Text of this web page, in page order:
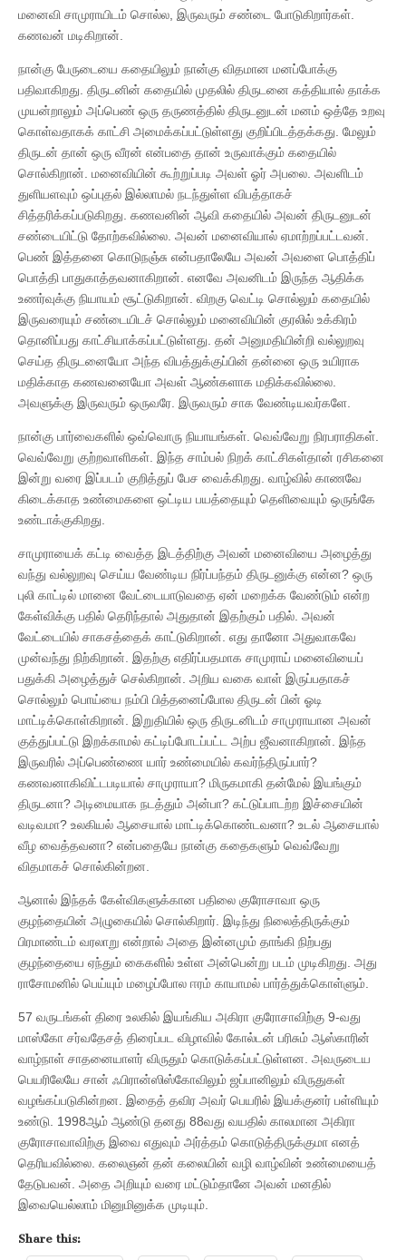
மனைவி சாமுராயிடம் சொல்ல, இருவரும் சண்டை போடுகிறார்கள்.
கணவன் மடிகிறான்.
நான்கு பேருடையை கதையிலும் நான்கு விதமான மனப்போக்கு
பதிவாகிறது. திருடனின் கதையில் முதலில் திருடனை கத்தியால் தாக்க
முயன்றாலும் அப்பெண் ஒரு தருணத்தில் திருடனுடன் மனம் ஒத்தே உறவு
கொள்வதாகக் காட்சி அமைக்கப்பட்டுள்ளது குறிப்பிடத்தக்கது. மேலும்
திருடன் தான் ஒரு வீரன் என்பதை தான் உருவாக்கும் கதையில்
சொல்கிறான். மனைவியின் கூற்றுப்படி அவள் ஓர் அபலை. அவளிடம்
துளியளவும் ஒப்புதல் இல்லாமல் நடந்துள்ள விபத்தாகச்
சித்தரிக்கப்படுகிறது. கணவனின் ஆவி கதையில் அவன் திருடனுடன்
சண்டையிட்டு தோற்கவில்லை. அவன் மனைவியால் ஏமாற்றப்பட்டவன்.
பெண் இத்தனை கொடுநஞ்சு என்பதாலேயே அவன் அவளை பொத்திப்
பொத்தி பாதுகாத்தவனாகிறான். எனவே அவனிடம் இருந்த ஆதிக்க
உணர்வுக்கு நியாயம் சூட்டுகிறான். விறகு வெட்டி சொல்லும் கதையில்
இருவரையும் சண்டையிடச் சொல்லும் மனைவியின் குரலில் உக்கிரம்
தொனிப்பது காட்சியாக்கப்பட்டுள்ளது. தன் அனுமதியின்றி வல்லுறவு
செய்த திருடனையோ அந்த விபத்துக்குப்பின் தன்னை ஒரு உயிராக
மதிக்காத கணவனையோ அவள் ஆண்களாக மதிக்கவில்லை.
அவளுக்கு இருவரும் ஒருவரே. இருவரும் சாக வேண்டியவர்களே.
நான்கு பார்வைகளில் ஒவ்வொரு நியாயங்கள். வெவ்வேறு நிரபராதிகள்.
வெவ்வேறு குற்றவாளிகள். இந்த சாம்பல் நிறக் காட்சிகள்தான் ரசிகனை
இன்று வரை இப்படம் குறித்துப் பேச வைக்கிறது. வாழ்வில் காணவே
கிடைக்காத உண்மைகளை ஒட்டிய பயத்தையும் தெளிவையும் ஒருங்கே
உண்டாக்குகிறது.
சாமுராயைக் கட்டி வைத்த இடத்திற்கு அவன் மனைவியை அழைத்து
வந்து வல்லுறவு செய்ய வேண்டிய நிர்ப்பந்தம் திருடனுக்கு என்ன? ஒரு
புலி காட்டில் மானை வேட்டையாடுவதை ஏன் மறைக்க வேண்டும் என்ற
கேள்விக்கு பதில் தெரிந்தால் அதுதான் இதற்கும் பதில். அவன்
வேட்டையில் சாகசத்தைக் காட்டுகிறான். எது தானோ அதுவாகவே
முன்வந்து நிற்கிறான். இதற்கு எதிர்ப்பதமாக சாமுராய் மனைவியைப்
பதுக்கி அழைத்துச் செல்கிறான். அறிய வகை வாள் இருப்பதாகச்
சொல்லும் பொய்யை நம்பி பித்தனைப்போல திருடன் பின் ஓடி
மாட்டிக்கொள்கிறான். இறுதியில் ஒரு திருடனிடம் சாமுராயான அவன்
குத்துப்பட்டு இறக்காமல் கட்டிப்போடப்பட்ட அற்ப ஜீவனாகிறான். இந்த
இருவரில் அப்பெண்ணை யார் உண்மையில் கவர்ந்திருப்பார்?
கணவனாகிவிட்டபடியால் சாமுராயா? மிருகமாகி தன்மேல் இயங்கும்
திருடனா? அடிமையாக நடத்தும் அன்பா? கட்டுப்பாடற்ற இச்சையின்
வடிவமா? உலகியல் ஆசையால் மாட்டிக்கொண்டவனா? உடல் ஆசையால்
வீழ வைத்தவனா? என்பதையே நான்கு கதைகளும் வெவ்வேறு
விதமாகச் சொல்கின்றன.
ஆனால் இந்தக் கேள்விகளுக்கான பதிலை குரோசாவா ஒரு
குழந்தையின் அழுகையில் சொல்கிறார். இடிந்து நிலைத்திருக்கும்
பிரமாண்டம் வரலாறு என்றால் அதை இன்னமும் தாங்கி நிற்பது
குழந்தையை ஏந்தும் கைகளில் உள்ள அன்பென்று படம் முடிகிறது. அது
ராசோமனில் பெய்யும் மழைப்போல ஈரம் காயாமல் பார்த்துக்கொள்ளும்.
57 வருடங்கள் திரை உலகில் இயங்கிய அகிரா குரோசாவிற்கு 9-வது
மாஸ்கோ சர்வதேசத் திரைப்பட விழாவில் கோல்டன் பரிசும் ஆஸ்காரின்
வாழ்நாள் சாதனையாளர் விருதும் கொடுக்கப்பட்டுள்ளன. அவருடைய
பெயரிலேயே சான் ஃபிரான்ஸிஸ்கோவிலும் ஜப்பானிலும் விருதுகள்
வழங்கப்படுகின்றன. இதைத் தவிர அவர் பெயரில் இயக்குனர் பள்ளியும்
உண்டு. 1998ஆம் ஆண்டு தனது 88வது வயதில் காலமான அகிரா
குரோசாவாவிற்கு இவை எதுவும் அர்த்தம் கொடுத்திருக்குமா எனத்
தெரியவில்லை. கலைஞன் தன் கலையின் வழி வாழ்வின் உண்மையைத்
தேடுபவன். அதை அறியும் வரை மட்டும்தானே அவன் மனதில்
இவையெல்லாம் மினுமினுக்க முடியும்.
Share this: